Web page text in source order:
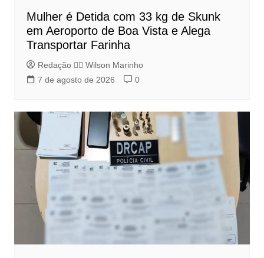
Mulher é Detida com 33 kg de Skunk
em Aeroporto de Boa Vista e Alega
Transportar Farinha
Redação 👨‍⚖️​ Wilson Marinho
7 de agosto de 2026
0